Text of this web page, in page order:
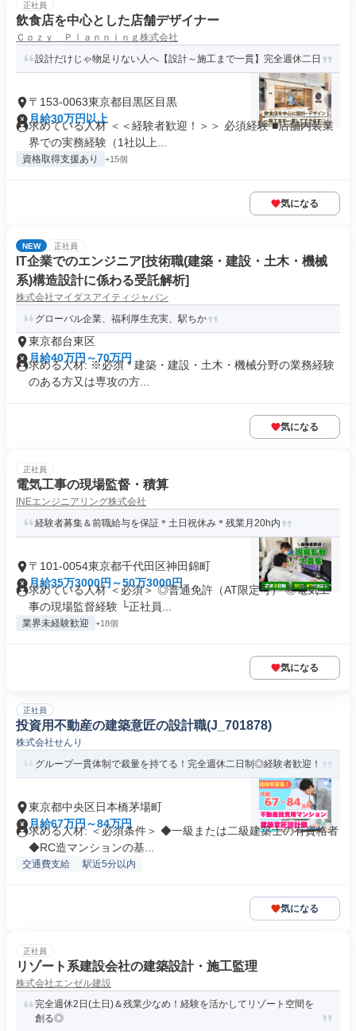
正社員
飲食店を中心とした店舗デザイナー
Ｃｏｚｙ Ｐｌａｎｎｉｎｇ株式会社
設計だけじゃ物足りない人へ【設計～施工まで一貫】完全週休二日
〒153-0063東京都目黒区目黒
月給30万円以上
求めている人材 ＜＜経験者歓迎！＞＞ 必須経験 ■店舗内装業
界での実務経験（1社以上...
資格取得支援あり +15個
気になる
NEW 正社員
IT企業でのエンジニア[技術職(建築・建設・土木・機械
系)構造設計に係わる受託解析]
株式会社マイダスアイティジャパン
グローバル企業、福利厚生充実、駅ちか
東京都台東区
月給40万円～70万円
求める人材: ※必須 * 建築・建設・土木・機械分野の業務経験
のある方又は専攻の方...
気になる
正社員
電気工事の現場監督・積算
INEエンジニアリング株式会社
経験者募集＆前職給与を保証＊土日祝休み＊残業月20h内
〒101-0054東京都千代田区神田錦町
月給35万3000円～50万3000円
求めている人材 ＜必須＞ ◎普通免許（AT限定可） ◎電気工
事の現場監督経験 └正社員...
業界未経験歓迎 +18個
気になる
正社員
投資用不動産の建築意匠の設計職(J_701878)
株式会社せんり
グループ一貫体制で裁量を持てる！完全週休二日制◎経験者歓迎！
東京都中央区日本橋茅場町
月給67万円～84万円
求める人材: ＜必須条件＞ ◆一級または二級建築士の有資格者
◆RC造マンションの基...
交通費支給 駅近5分以内
気になる
正社員
リゾート系建設会社の建築設計・施工監理
株式会社エンゼル建設
完全週休2日(土日)＆残業少なめ！経験を活かしてリゾート空間を
創る◎